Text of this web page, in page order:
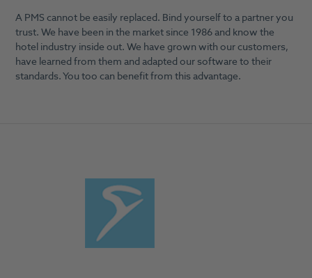
A PMS cannot be easily replaced. Bind yourself to a partner you
trust. We have been in the market since 1986 and know the
hotel industry inside out. We have grown with our customers,
have learned from them and adapted our software to their
standards. You too can benefit from this advantage.